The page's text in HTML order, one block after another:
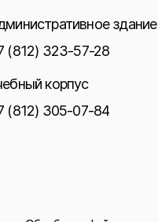
здание
(812) 323-57-28
корпус
(812) 305-07-84